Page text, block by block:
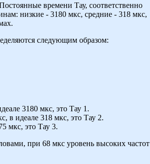
времени Тау, соответственно
низкие - 3180 мкс, средние - 318 мкс,
следующим образом:
3180 мкс, это Тау 1.
в идеале 318 мкс, это Тау 2.
мкс, это Тау 3.
при 68 мкс уровень высоких частот